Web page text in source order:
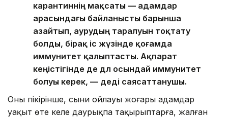
карантиннің мақсаты — адамдар
арасындағы байланысты барынша
азайтып, аурудың таралуын тоқтату
болды, бірақ іс жүзінде қоғамда
иммунитет қалыптасты. Ақпарат
кеңістігінде де дәл осындай иммунитет
болуы керек, — деді саясаттанушы.
Оның пікірінше, сыни ойлауы жоғары адамдар
уақыт өте келе даурықпа тақырыптарға, жалған